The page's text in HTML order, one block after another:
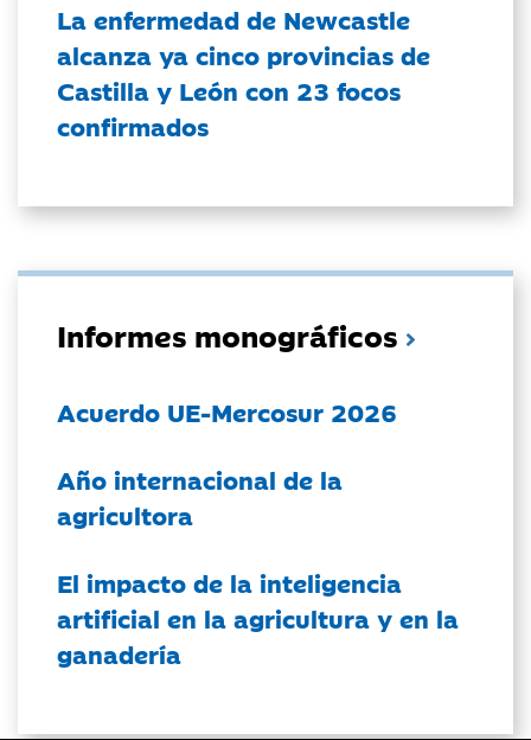
La enfermedad de Newcastle
alcanza ya cinco provincias de
Castilla y León con 23 focos
confirmados
Informes monográficos
Acuerdo UE-Mercosur 2026
Año internacional de la
agricultora
El impacto de la inteligencia
artificial en la agricultura y en la
ganadería